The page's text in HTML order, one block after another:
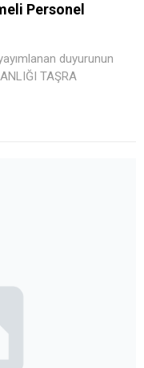
Personel
duyurunun
TAŞRA